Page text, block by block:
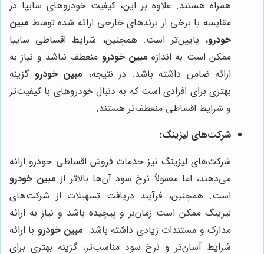
همراه هستند. علاوه بر این، کیفیت خودروهای سایپا در
مقایسه با برخی از برندهای خارجی ارائه شده توسط مبین
خودرو، پایین‌تر است. همچنین، شرایط اقساطی سایپا
ممکن است به اندازه مبین خودرو منعطف نباشد و نیاز به
ارائه ضامن داشته باشد. در نتیجه، مبین خودرو گزینه
بهتری برای افرادی است که به دنبال خودروهای با کیفیت‌تر
و شرایط اقساطی منعطف‌تر هستند.
شرکت‌های لیزینگ:
شرکت‌های لیزینگ نیز خدمات فروش اقساطی خودرو ارائه
می‌دهند، اما معمولاً نرخ سود آن‌ها بالاتر از مبین خودرو
است. همچنین، فرآیند دریافت تسهیلات از شرکت‌های
لیزینگ ممکن است زمان‌بر و پیچیده باشد و نیاز به ارائه
مدارک و مستندات زیادی داشته باشد. مبین خودرو با ارائه
شرایط آسان‌تر و نرخ سود مناسب‌تر، گزینه بهتری برای